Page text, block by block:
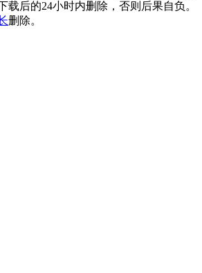
载后的24小时内删除，否则后果自负。
删除。